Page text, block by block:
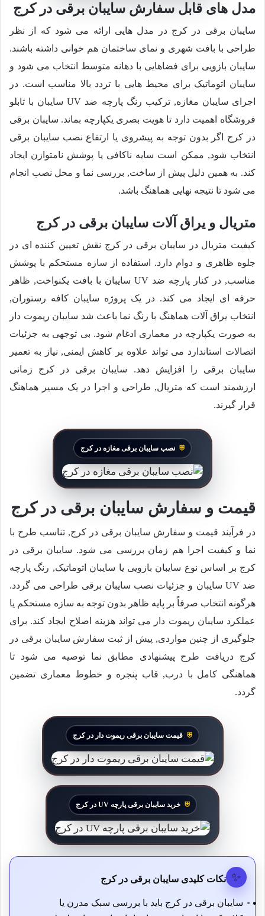
مدل های قابل سفارش سایبان برقی در کرج
سایبان برقی در کرج در مدل هایی ارائه می شود که از نظر
طراحی با بافت شهری و نمای ساختمان هم خوانی داشته باشند.
سایبان بازویی برای فضاهایی با دهانه متوسط انتخاب می شود و
سایبان اتوماتیک برای محیط هایی با تردد بالا مناسب است. در
اجرای سایبان مغازه, ترکیب رنگ پارچه ضد UV سایبان با تابلو
فروشگاه اهمیت دارد تا هویت بصری یکپارچه بماند. سایبان برقی
در کرج اگر بدون توجه به پیشروی یا ارتفاع نصب سایبان برقی
انتخاب شود, ممکن است سایه ناکافی یا پوشش نامتوازن ایجاد
کند. به همین دلیل پیش از ساخت, بررسی نما و محل نصب انجام
می شود تا نتیجه نهایی هماهنگ باشد.
متریال و یراق آلات سایبان برقی در کرج
کیفیت متریال در سایبان برقی در کرج نقش تعیین کننده ای در
جلوه ظاهری و دوام دارد. استفاده از سازه مستحکم با پوشش
مناسب, در کنار پارچه ضد UV سایبان با بافت یکنواخت, ظاهر
حرفه ای ایجاد می کند. در یک پروژه سایبان کافه رستوران,
انتخاب یراق آلات هماهنگ با رنگ نما باعث شد سایبان ریموت دار
به صورت یکپارچه در معماری ادغام شود. بی توجهی به جزئیات
اتصالات استاندارد می تواند علاوه بر کاهش ایمنی, نیاز به تعمیر
سایبان برقی را افزایش دهد. سایبان برقی در کرج زمانی
ارزشمند است که متریال, طراحی و اجرا در یک مسیر هماهنگ
قرار گیرند.
نصب سایبان برقی مغازه در کرج
قیمت و سفارش سایبان برقی در کرج
در فرآیند قیمت و سفارش سایبان برقی در کرج, تناسب طرح با
نما و کیفیت اجرا هم زمان بررسی می شود. سایبان برقی در
کرج بر اساس نوع سایبان بازویی یا سایبان اتوماتیک, رنگ پارچه
ضد UV سایبان و جزئیات نصب سایبان برقی طراحی می گردد.
هرگونه انتخاب صرفاً بر پایه ظاهر بدون توجه به سازه مستحکم یا
عملکرد سایبان ریموت دار می تواند هزینه اصلاح ایجاد کند. برای
جلوگیری از چنین مواردی, پیش از ثبت سفارش سایبان برقی در
کرج دریافت طرح پیشنهادی مطابق نما توصیه می شود تا
هماهنگی کامل با درب, قاب پنجره و خطوط معماری تضمین
گردد.
قیمت سایبان برقی ریموت دار در کرج
خرید سایبان برقی پارچه UV در کرج
✨ نکات کلیدی سایبان برقی در کرج
سایبان برقی در کرج باید با بررسی سبک مدرن یا